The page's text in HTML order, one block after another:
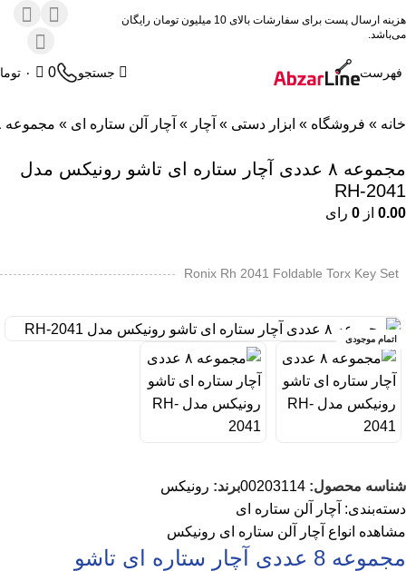
هزینه ارسال پست برای سفارشات بالای 10 میلیون تومان رایگان
می‌باشد.
فهرست جستجو 0 ۰
خانه » فروشگاه » ابزار دستی » آچار » آچار آلن ستاره ای » مجموعه ۸ عددی آچار ستاره ای تاشو رونیکس مدل RH-2041
مجموعه ۸ عددی آچار ستاره ای تاشو رونیکس مدل
RH-2041
0.00 از 0 رای
Ronix Rh 2041 Foldable Torx Key Set
اتمام موجودی
شناسه محصول: 00203114برند: رونیکس
دسته‌بندی: آچار آلن ستاره ای
مشاهده انواع آچار آلن ستاره ای رونیکس
مجموعه 8 عددی آچار ستاره ای تاشو